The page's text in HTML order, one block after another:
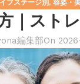
フステージ別 , 容姿・
｜スト
編集部On